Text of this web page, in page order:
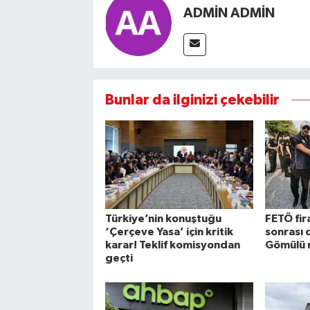
ADMİN ADMİN
Bunlar da ilginizi çekebilir
Türkiye’nin konuştuğu
‘Çerçeve Yasa’ için kritik
karar! Teklif komisyondan
geçti
FETÖ
sonrası
Gömülü